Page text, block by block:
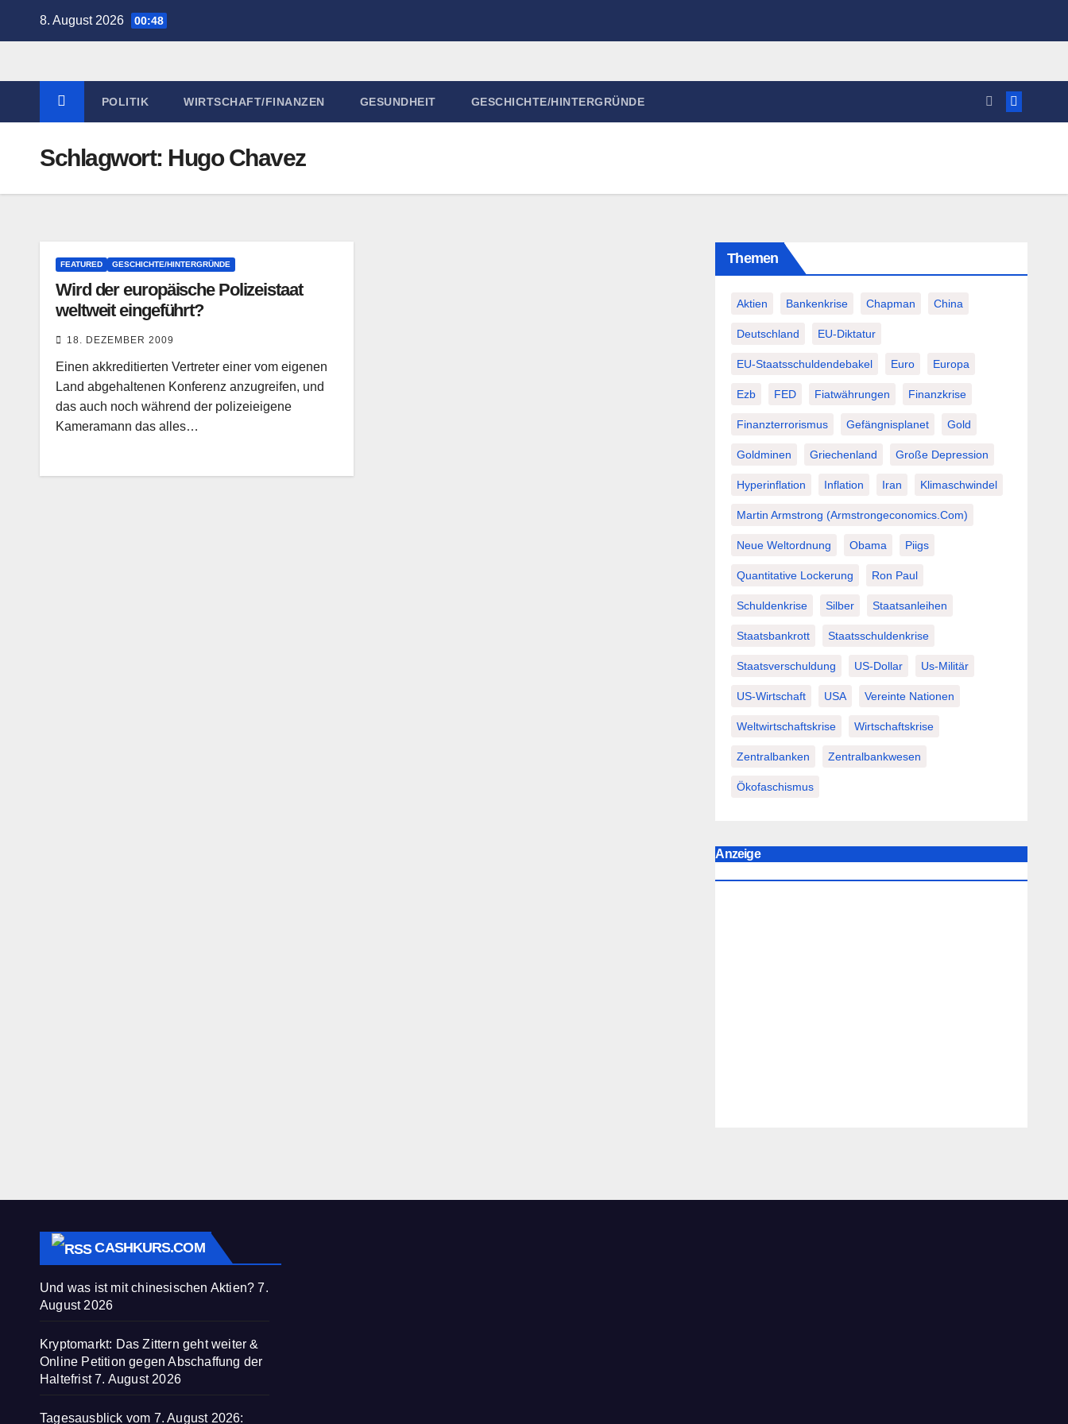
8. August 2026 00:48
POLITIK WIRTSCHAFT/FINANZEN GESUNDHEIT GESCHICHTE/HINTERGRÜNDE
Schlagwort: Hugo Chavez
FEATURED GESCHICHTE/HINTERGRÜNDE
Wird der europäische Polizeistaat
weltweit eingeführt?
18. DEZEMBER 2009
Einen akkreditierten Vertreter einer vom eigenen
Land abgehaltenen Konferenz anzugreifen, und
das auch noch während der polizeieigene
Kameramann das alles…
Themen
Aktien Bankenkrise Chapman China
Deutschland EU-Diktatur
EU-Staatsschuldendebakel Euro Europa
Ezb FED Fiatwährungen Finanzkrise
Finanzterrorismus Gefängnisplanet Gold
Goldminen Griechenland Große Depression
Hyperinflation Inflation Iran Klimaschwindel
Martin Armstrong (Armstrongeconomics.com)
Neue Weltordnung Obama Piigs
Quantitative Lockerung Ron Paul
Schuldenkrise Silber Staatsanleihen
Staatsbankrott Staatsschuldenkrise
Staatsverschuldung US-Dollar Us-Militär
US-Wirtschaft USA Vereinte Nationen
Weltwirtschaftskrise Wirtschaftskrise
Zentralbanken Zentralbankwesen
Ökofaschismus
Anzeige
CASHKURS.COM
Und was ist mit chinesischen Aktien? 7.
August 2026
Kryptomarkt: Das Zittern geht weiter &
Online Petition gegen Abschaffung der
Haltefrist 7. August 2026
Tagesausblick vom 7. August 2026: